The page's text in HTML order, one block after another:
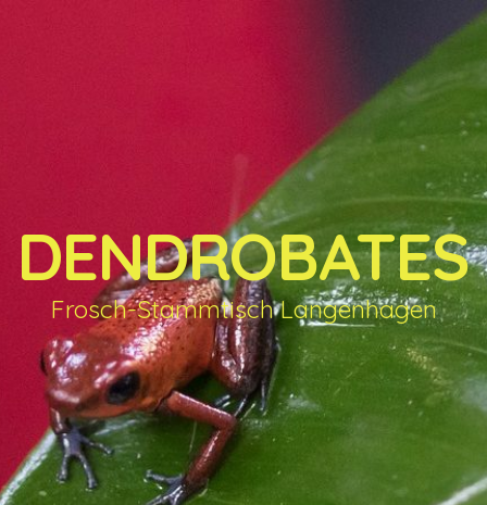
DENDROBATES
Frosch-Stammtisch Langenhagen